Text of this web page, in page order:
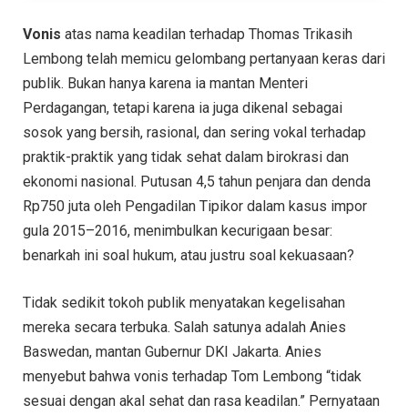
Vonis atas nama keadilan terhadap Thomas Trikasih
Lembong telah memicu gelombang pertanyaan keras dari
publik. Bukan hanya karena ia mantan Menteri
Perdagangan, tetapi karena ia juga dikenal sebagai
sosok yang bersih, rasional, dan sering vokal terhadap
praktik-praktik yang tidak sehat dalam birokrasi dan
ekonomi nasional. Putusan 4,5 tahun penjara dan denda
Rp750 juta oleh Pengadilan Tipikor dalam kasus impor
gula 2015–2016, menimbulkan kecurigaan besar:
benarkah ini soal hukum, atau justru soal kekuasaan?
Tidak sedikit tokoh publik menyatakan kegelisahan
mereka secara terbuka. Salah satunya adalah Anies
Baswedan, mantan Gubernur DKI Jakarta. Anies
menyebut bahwa vonis terhadap Tom Lembong “tidak
sesuai dengan akal sehat dan rasa keadilan.” Pernyataan